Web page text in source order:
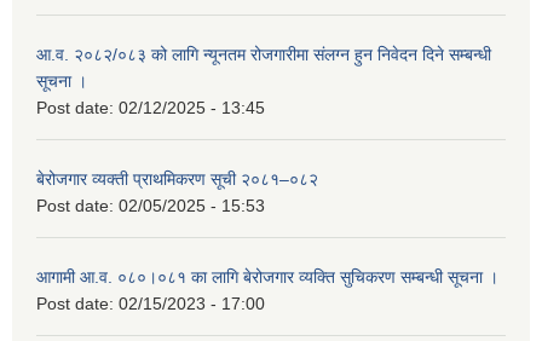
आ.व. २०८२/०८३ को लागि न्यूनतम रोजगारीमा संलग्न हुन निवेदन दिने सम्बन्धी
सूचना ।
Post date: 02/12/2025 - 13:45
बेरोजगार व्यक्ती प्राथमिकरण सूची २०८१–०८२
Post date: 02/05/2025 - 15:53
आगामी आ.व. ०८०।०८१ का लागि बेरोजगार व्यक्ति सुचिकरण सम्बन्धी सूचना ।
Post date: 02/15/2023 - 17:00